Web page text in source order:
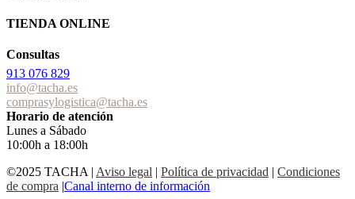
TIENDA ONLINE
Consultas
913 076 829
info@tacha.es
comprasylogistica@tacha.es
Horario de atención
Lunes a Sábado
10:00h a 18:00h
©2025 TACHA | Aviso legal | Política de privacidad | Condiciones
de compra |Canal interno de información